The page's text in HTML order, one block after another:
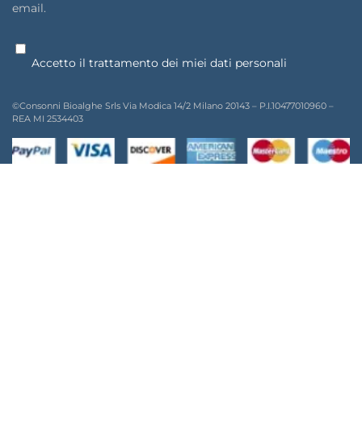
email.
Accetto il trattamento dei miei dati personali
©Consonni Bioalghe Srls Via Modica 14/2 Milano 20143 – P.I.10477010960 –
REA MI 2534403